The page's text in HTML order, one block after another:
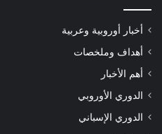
أخبار أوروبية وعربية
أهداف وملخصات
أهم الأخبار
الدوري الأوروبي
الدوري الإسباني